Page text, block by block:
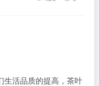
生活品质的提高，茶叶